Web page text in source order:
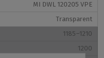
MI DWL 120205 VPE
Transparent
1185–1210
1200